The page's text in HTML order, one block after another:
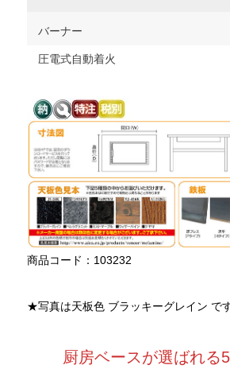
バーナー
圧電式自動着火
商品コード：103232
★写真は天板色 ブラッキーグレイン で
厨房ベースが選ばれる